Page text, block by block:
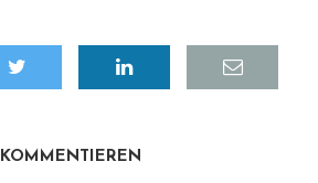
KOMMENTIEREN